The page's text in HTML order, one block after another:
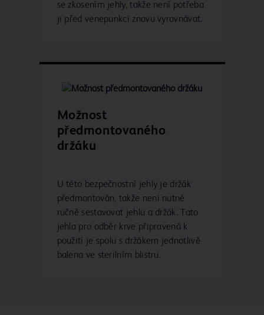
se zkosením jehly, takže není potřeba
ji před venepunkcí znovu vyrovnávat.
Možnost
předmontovaného
držáku
U této bezpečnostní jehly je držák
předmontován, takže není nutné
ručně sestavovat jehlu a držák. Tato
jehla pro odběr krve připravená k
použití je spolu s držákem jednotlivě
balena ve sterilním blistru.